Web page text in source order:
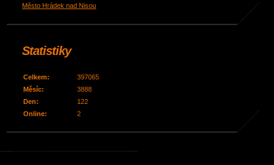
Město Hrádek nad Nisou
Statistiky
Online: 2
Celkem:
397065
Měsíc:
3888
Den:
122